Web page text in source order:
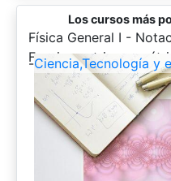
Los cursos más
-
Física General I -
Funciones
-Ciencia,Tecnología y